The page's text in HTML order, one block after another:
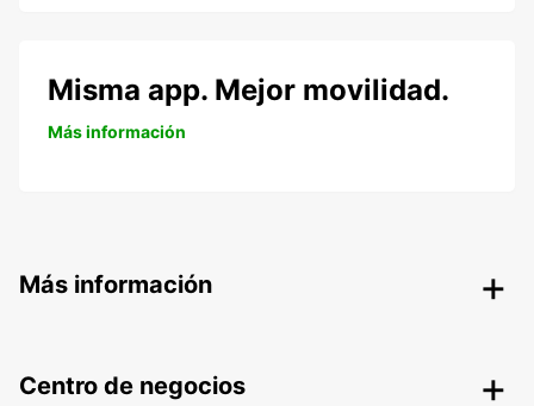
Misma app. Mejor movilidad.
Más información
Más información
Centro de negocios